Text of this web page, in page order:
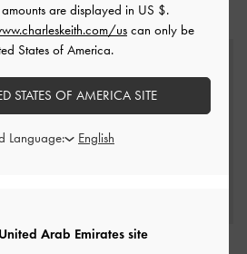
قد يعجبك
صندل ساتان
Arab Emirates site
are displayed in US $.
us can only be
States of America.
STATES OF AMERICA SITE
Language: